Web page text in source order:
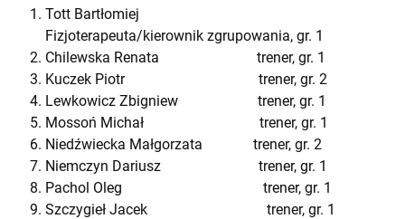
Tott Bartłomiej
Fizjoterapeuta/kierownik zgrupowania, gr. 1
Chilewska Renata trener, gr. 1
Kuczek Piotr trener, gr. 2
Lewkowicz Zbigniew trener, gr. 1
Mossoń Michał trener, gr. 1
Niedźwiecka Małgorzata trener, gr. 2
Niemczyn Dariusz trener, gr. 1
Pachol Oleg trener, gr. 1
Szczygieł Jacek trener, gr. 1